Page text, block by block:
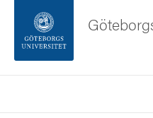
Sidfoten